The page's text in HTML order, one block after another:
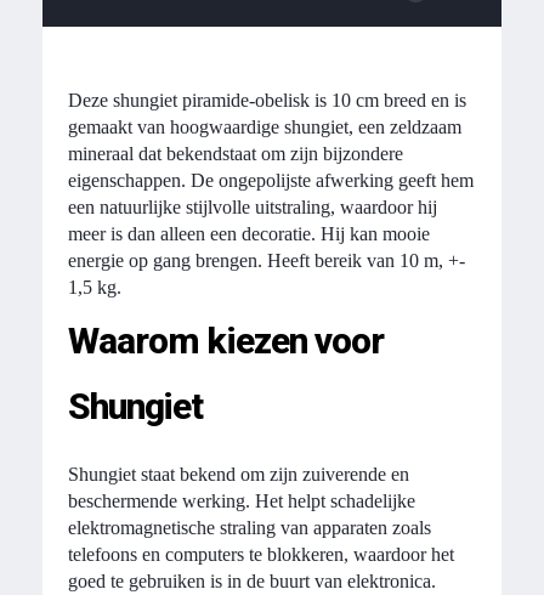
Deze shungiet piramide-obelisk is 10 cm breed en is
gemaakt van hoogwaardige shungiet, een zeldzaam
mineraal dat bekendstaat om zijn bijzondere
eigenschappen. De ongepolijste afwerking geeft hem
een ​​natuurlijke stijlvolle uitstraling, waardoor hij
meer is dan alleen een decoratie. Hij kan mooie
energie op gang brengen. Heeft bereik van 10 m, +-
1,5 kg.
Waarom kiezen voor
Shungiet
Shungiet staat bekend om zijn zuiverende en
beschermende werking. Het helpt schadelijke
elektromagnetische straling van apparaten zoals
telefoons en computers te blokkeren, waardoor het
goed te gebruiken is in de buurt van elektronica.